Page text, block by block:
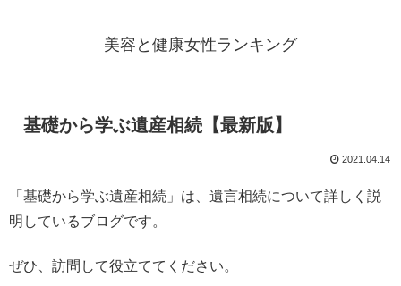
美容と健康女性ランキング
基礎から学ぶ遺産相続【最新版】
2021.04.14
「基礎から学ぶ遺産相続」は、遺言相続について詳しく説
明しているブログです。
ぜひ、訪問して役立ててください。